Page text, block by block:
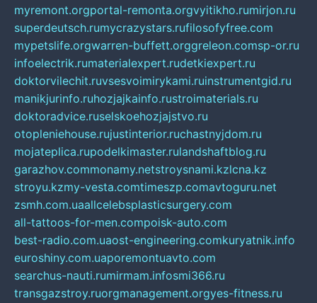
myremont.orgportal-remonta.orgvyitikho.rumirjon.ru
superdeutsch.rumycrazystars.rufilosofyfree.com
mypetslife.orgwarren-buffett.orggreleon.comsp-or.ru
infoelectrik.rumaterialexpert.rudetkiexpert.ru
doktorvilechit.ruvsesvoimirykami.ruinstrumentgid.ru
manikjurinfo.ruhozjajkainfo.rustroimaterials.ru
doktoradvice.ruselskoehozjajstvo.ru
otopleniehouse.rujustinterior.ruchastnyjdom.ru
mojateplica.rupodelkimaster.rulandshaftblog.ru
garazhov.commonamy.netstroysnami.kzlcna.kz
stroyu.kzmy-vesta.comtimeszp.comavtoguru.net
zsmh.com.uaallcelebsplasticsurgery.com
all-tattoos-for-men.compoisk-auto.com
best-radio.com.uaost-engineering.comkuryatnik.info
euroshiny.com.uaporemontuavto.com
searchus-nauti.rumirmam.infosmi366.ru
transgazstroy.ruorgmanagement.orgyes-fitness.ru